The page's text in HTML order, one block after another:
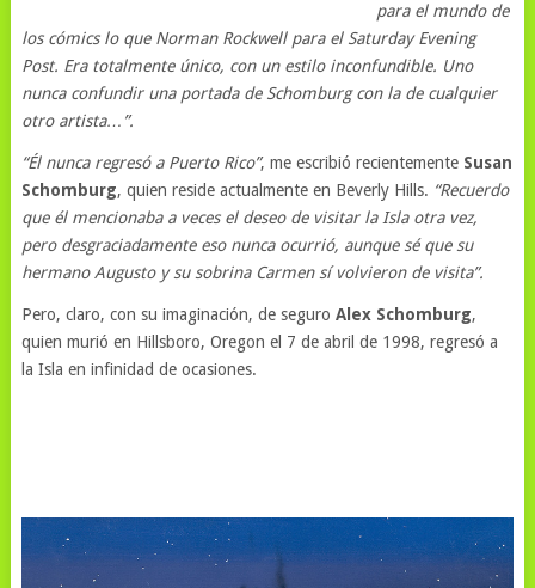
para el mundo de
los cómics lo que Norman Rockwell para el Saturday Evening
Post. Era totalmente único, con un estilo inconfundible. Uno
nunca confundir una portada de Schomburg con la de cualquier
otro artista…”.
“Él nunca regresó a Puerto Rico”, me escribió recientemente Susan
Schomburg, quien reside actualmente en Beverly Hills. “Recuerdo
que él mencionaba a veces el deseo de visitar la Isla otra vez,
pero desgraciadamente eso nunca ocurrió, aunque sé que su
hermano Augusto y su sobrina Carmen sí volvieron de visita”.
Pero, claro, con su imaginación, de seguro Alex Schomburg,
quien murió en Hillsboro, Oregon el 7 de abril de 1998, regresó a
la Isla en infinidad de ocasiones.